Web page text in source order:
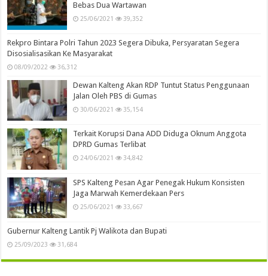
Bebas Dua Wartawan
25/06/2021 39,352
Rekpro Bintara Polri Tahun 2023 Segera Dibuka, Persyaratan Segera
Disosialisasikan Ke Masyarakat
08/09/2022 36,312
Dewan Kalteng Akan RDP Tuntut Status Penggunaan
Jalan Oleh PBS di Gumas
30/06/2021 35,154
Terkait Korupsi Dana ADD Diduga Oknum Anggota
DPRD Gumas Terlibat
24/06/2021 34,842
SPS Kalteng Pesan Agar Penegak Hukum Konsisten
Jaga Marwah Kemerdekaan Pers
25/06/2021 33,667
Gubernur Kalteng Lantik Pj Walikota dan Bupati
25/09/2023 31,684